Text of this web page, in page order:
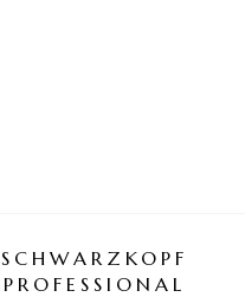
SCHWARZKOPF
PROFESSIONAL